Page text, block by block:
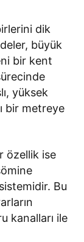
dik
büyük
bir kent
yüksek
bir metreye
özellik ise
sistemidir. Bu
kanalları ile